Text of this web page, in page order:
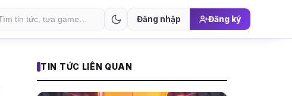
Đăng nhập Đăng ký
TIN TỨC LIÊN QUAN